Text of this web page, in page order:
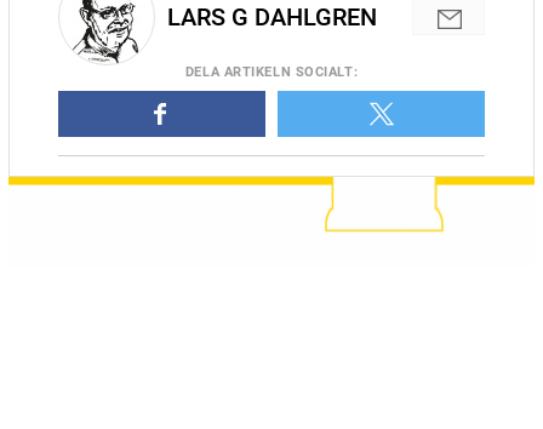
LARS G DAHLGREN
DELA ARTIKELN SOCIALT: